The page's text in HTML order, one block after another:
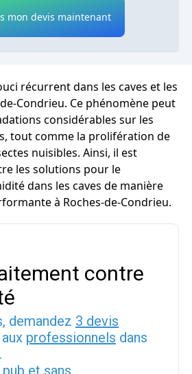
mon devis maintenant
récurrent dans les caves et les
Condrieu. Ce phénomène peut
considérables sur les
tout comme la prolifération de
nuisibles. Ainsi, il est
les solutions pour le
dans les caves de manière
à Roches-de-Condrieu.
contre
demandez 3 devis
aux professionnels dans
et sans